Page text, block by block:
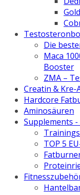
Die
Maca
Booster
ZMA –
Creatin & Kre-
Hardcore
Aminosäuren
Supplements -
TOP 5